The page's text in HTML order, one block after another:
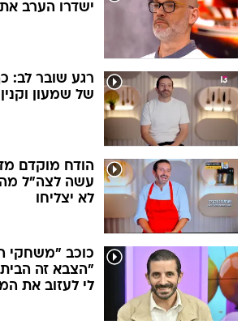
ישדרו הערב
רגע שובר לב:
של שמעון
הודח מוקדם
עשה לצה"ל מה
לא יצליחו
כוכב "משחקי
"הצבא זה
לי לעזוב את